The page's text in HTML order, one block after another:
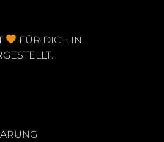
FÜR DICH IN